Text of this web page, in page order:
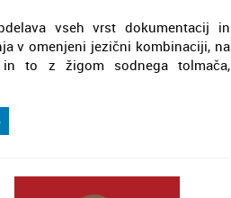
vseh vrst dokumentacij in
v omenjeni jezični kombinaciji, na
to z žigom sodnega tolmača,